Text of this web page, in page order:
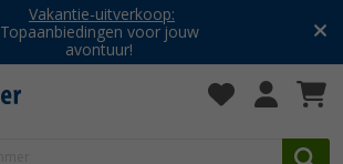
Vakantie-uitverkoop:
Topaanbiedingen voor jouw
avontuur!